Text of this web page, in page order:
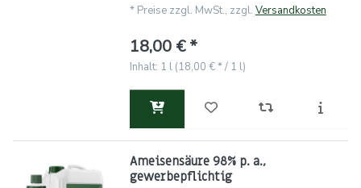
* Preise zzgl. MwSt., zzgl. Versandkosten
18,00 € *
Inhalt: 1 l (18,00 € * / 1 l)
Ameisensäure 98% p. a.,
gewerbepflichtig